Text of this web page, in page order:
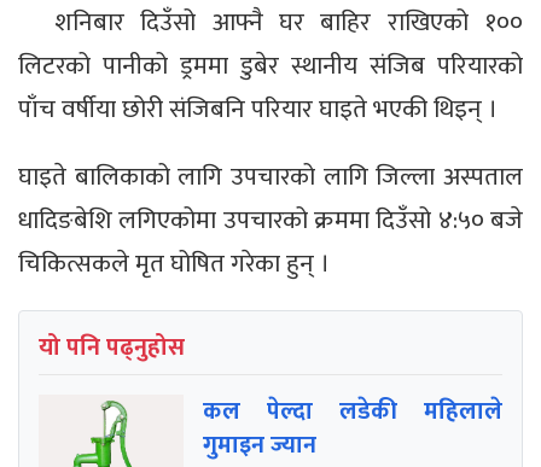
शनिबार दिउँसो आफ्नै घर बाहिर राखिएको १००
लिटरको पानीको ड्रममा डुबेर स्थानीय संजिब परियारको
पाँच वर्षीया छोरी संजिबनि परियार घाइते भएकी थिइन् ।
घाइते बालिकाको लागि उपचारको लागि जिल्ला अस्पताल
धादिङबेशि लगिएकोमा उपचारको क्रममा दिउँसो ४:५० बजे
चिकित्सकले मृत घोषित गरेका हुन् ।
यो पनि पढ्नुहोस
कल पेल्दा लडेकी महिलाले
गुमाइन ज्यान